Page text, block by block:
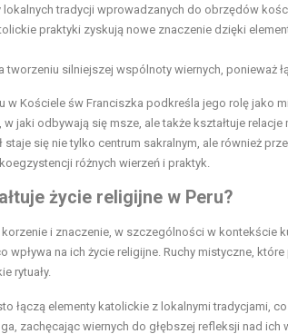
lokalnych tradycji wprowadzanych do obrzędów
praktyki zyskują nowe znaczenie dzięki
tworzeniu silniejszej wspólnoty wiernych, ponieważ
w Kościele św Franciszka podkreśla jego rolę jako
jaki odbywają się msze, ale także kształtuje
staje się nie tylko centrum sakralnym, ale również
różnych wierzeń i praktyk.
życie religijne w Peru?
korzenie i znaczenie, w szczególności w
wpływa na ich życie religijne. Ruchy mistyczne,
rytuały.
łączą elementy katolickie z lokalnymi tradycjami,
zachęcając wiernych do głębszej refleksji nad